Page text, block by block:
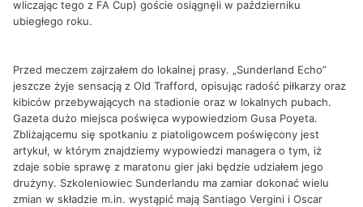
wliczając tego z FA Cup) goście osiągnęli w październiku
ubiegłego roku.
Przed meczem zajrzałem do lokalnej prasy. „Sunderland Echo”
jeszcze żyje sensacją z Old Trafford, opisując radość piłkarzy oraz
kibiców przebywających na stadionie oraz w lokalnych pubach.
Gazeta dużo miejsca poświęca wypowiedziom Gusa Poyeta.
Zbliżającemu się spotkaniu z piatoligowcem poświęcony jest
artykuł, w którym znajdziemy wypowiedzi managera o tym, iż
zdaje sobie sprawę z maratonu gier jaki będzie udziałem jego
drużyny. Szkoleniowiec Sunderlandu ma zamiar dokonać wielu
zmian w składzie m.in. wystąpić mają Santiago Vergini i Oscar